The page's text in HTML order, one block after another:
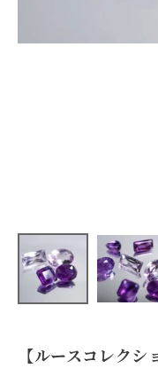
【ルースコレクシ